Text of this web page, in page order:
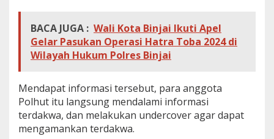
a
p
u
t
a
d
i
i
BACA JUGA : Wali Kota Binjai Ikuti Apel
Gelar Pasukan Operasi Hatra Toba 2024 di
Wilayah Hukum Polres Binjai
Mendapat informasi tersebut, para anggota
Polhut itu langsung mendalami informasi
terdakwa, dan melakukan undercover agar dapat
mengamankan terdakwa.